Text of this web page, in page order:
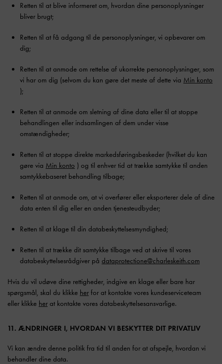
Retten til at blive informeret om, hvordan dine personoplysninger
bliver brugt;
Retten til at få adgang til de personoplysninger, vi opbevarer om
dig;
Retten til at anmode om rettelse af ukorrekte personoplysninger, som
vi har om dig (selvom du kan gøre det meste af dette via Min konto
);
Retten til at anmode om sletning af dine data eller til at stoppe
behandlingen eller indsamlingen af dem under visse
omstændigheder;
Retten til at stoppe direkte markedsføringsbeskeder (hvilket du kan
gøre via Min konto ) og til enhver tid at trække samtykke til anden
samtykkebaseret behandling tilbage;
Retten til at anmode om, at vi overfører eller eksporterer dele af dine
data enten til dig eller en anden tjenesteudbyder;
Retten til at klage til din databeskyttelsesmyndighed;
Retten til at trække dit samtykke tilbage ved at skrive til vores
databeskyttelsesrådgiver på dataprotectione@charleskeith.com
Hvis du vil udøve dine rettigheder, indgive en klage eller bare har
spørgsmål, skal du klikke her for at kontakte vores kundeserviceteam
eller klikke her at kontakte vores databeskyttelsesansvarlige.
11. ÆNDRINGER I, HVORDAN VI BESKYTTER DIT PRIVATLIV
Vi kan ændre denne politik fra tid til anden for at afspejle, hvordan vi
behandler dine data.